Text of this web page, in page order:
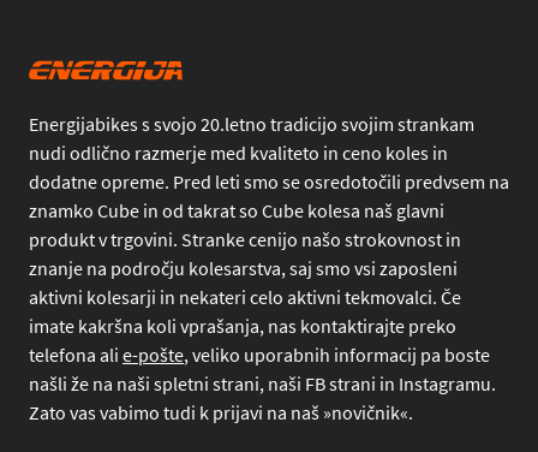
Energijabikes s svojo 20.letno tradicijo svojim strankam
nudi odlično razmerje med kvaliteto in ceno koles in
dodatne opreme. Pred leti smo se osredotočili predvsem na
znamko Cube in od takrat so Cube kolesa naš glavni
produkt v trgovini. Stranke cenijo našo strokovnost in
znanje na področju kolesarstva, saj smo vsi zaposleni
aktivni kolesarji in nekateri celo aktivni tekmovalci. Če
imate kakršna koli vprašanja, nas kontaktirajte preko
telefona ali e-pošte, veliko uporabnih informacij pa boste
našli že na naši spletni strani, naši FB strani in Instagramu.
Zato vas vabimo tudi k prijavi na naš »novičnik«.